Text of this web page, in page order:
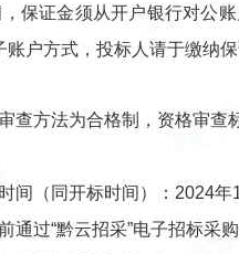
保证金须从开户银行对公
户方式，投标人请于缴纳
查方法为合格制，资格审查
间（同开标时间）：2024年
通过“黔云招采”电子招标